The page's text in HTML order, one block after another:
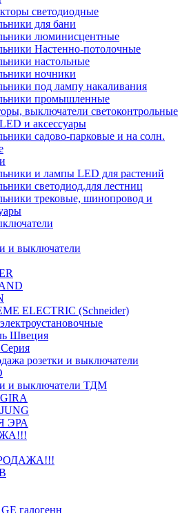
светодиодные
для бани
люминисцентные
Настенно-потолочные
настольные
ночники
под лампу накаливания
промышленные
выключатели светоконтрольные
и аксессуары
садово-парковые и на солн.
и лампы LED для растений
светодиод.для лестниц
трековые, шинопровод и
и выключатели
ELECTRIC (Schneider)
Швеция
розетки и выключатели
и выключатели ТДМ
ЭРА
галогенн